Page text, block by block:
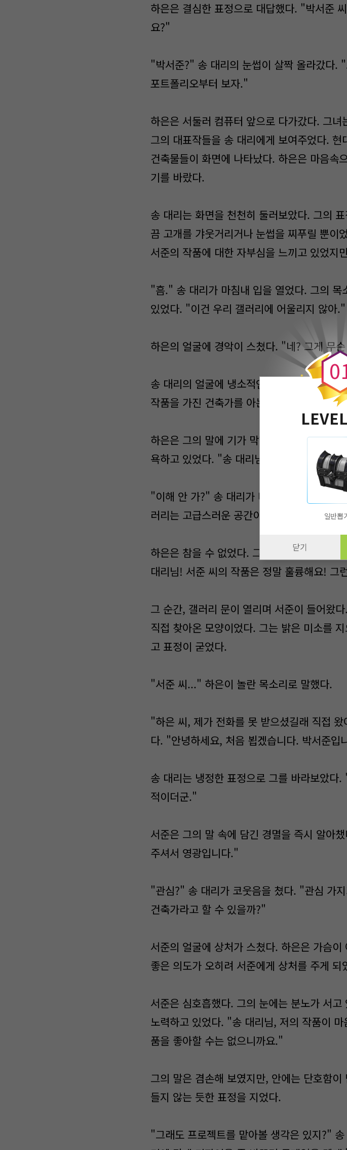
하은은 결심한 표정으로 대답했다. "박서준
요?"
"박서준?" 송 대리의 눈썹이 살짝 올라갔다.
포트폴리오부터 보자."
하은은 서둘러 컴퓨터 앞으로 다가갔다. 그
그의 대표작들을 송 대리에게 보여주었다.
건축물들이 화면에 나타났다. 하은은 마음속
기를 바랐다.
송 대리는 화면을 천천히 둘러보았다. 그의
끔 고개를 갸웃거리거나 눈썹을 찌푸릴 뿐이
서준의 작품에 대한 자부심을 느끼고 있었지
"흠." 송 대리가 마침내 입을 열었다. 그의 목
있었다. "이건 우리 갤러리에 어울리지 않아."
하은의 얼굴에 경악이 스쳤다. "네? 그게 무
송 대리의 얼굴에 냉소적인 미소가 스쳤다. "
작품을 가진 건축가를 아는 거 보면."
하은은 그의 말에 기가 막혔다. 송 대리는 서
욕하고 있었다. "송 대리님... 무슨 말씀이신
"이해 안 가?" 송 대리가 비웃듯이 말했다. "
러리는 고급스러운 공간이야. 이런... 평범한
하은은 참을 수 없었다. 그녀는 서준의 작품
대리님! 서준 씨의 작품은 정말 훌륭해요! 그
그 순간, 갤러리 문이 열리며 서준이 들어왔
직접 찾아온 모양이었다. 그는 밝은 미소를
고 표정이 굳었다.
"서준 씨..." 하은이 놀란 목소리로 말했다.
"하은 씨, 제가 전화를 못 받으셨길래 직접
다. "안녕하세요, 처음 뵙겠습니다. 박서준입
송 대리는 냉정한 표정으로 그를 바라보았
적이더군."
서준은 그의 말 속에 담긴 경멸을 즉시 알아
주셔서 영광입니다."
"관심?" 송 대리가 코웃음을 쳤다. "관심 가
건축가라고 할 수 있을까?"
서준의 얼굴에 상처가 스쳤다. 하은은 가슴
좋은 의도가 오히려 서준에게 상처를 주게 되
서준은 심호흡했다. 그의 눈에는 분노가 서
노력하고 있었다. "송 대리님, 저의 작품이
품을 좋아할 수는 없으니까요."
그의 말은 겸손해 보였지만, 안에는 단호함
들지 않는 듯한 표정을 지었다.
"그래도 프로젝트를 맡아볼 생각은 있지?"
0
일반뽑
닫기